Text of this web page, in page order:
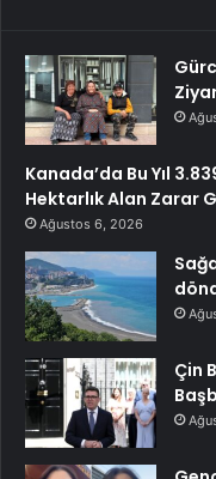
Kanada’da Bu Yıl
Hektarlık Alan Zarar
Ağustos 6, 2026
Çin